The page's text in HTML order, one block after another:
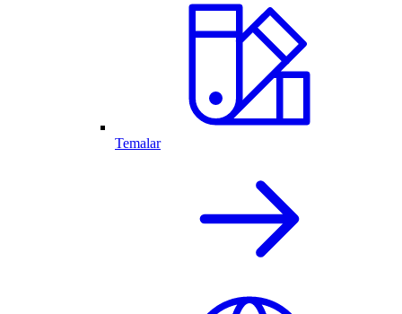
Temalar